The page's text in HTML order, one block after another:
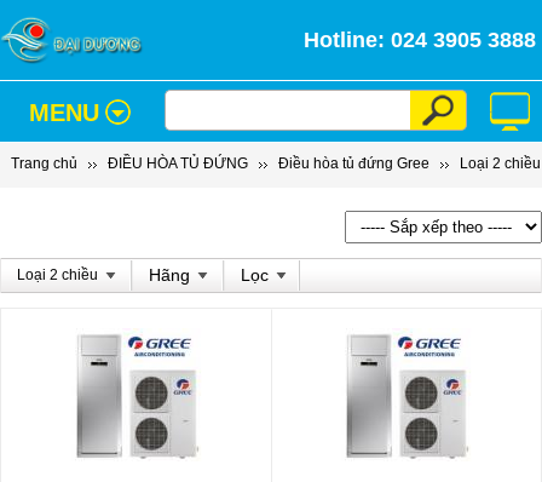
Hotline: 024 3905 3888
MENU
Trang chủ ĐIỀU HÒA TỦ ĐỨNG Điều hòa tủ đứng Gree Loại 2 chiều
Loại 2 chiều Hãng Lọc